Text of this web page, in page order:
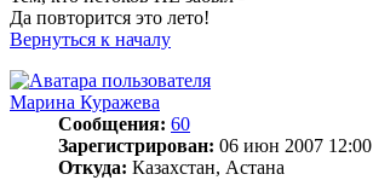
Да повторится это лето!
Вернуться к началу
Марина Куражева
Сообщения: 60
Зарегистрирован: 06 июн 2007 12:00
Откуда: Казахстан, Астана